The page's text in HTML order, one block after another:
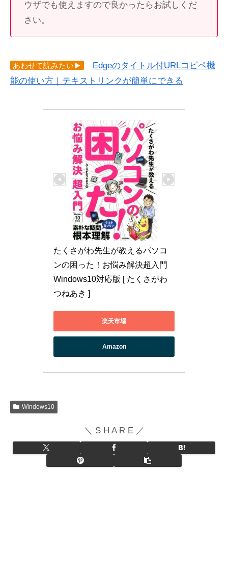
ウザでも使えますので良かったらお試しくだ
さい。
あわせて読みたい▶
Edgeのタイトル付URLコピペ機
能の使い方｜テキストリンクが簡単にできる
たくさがわ先生が教えるパソコ
ンの困った！お悩み解決超入門
Windows10対応版 [ たくさがわ
つねあき ]
楽天市場
Amazon
Windows10
＼ S H A R E ／